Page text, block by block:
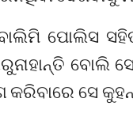
ପୋଲିସ
ବୋଲି
କରିବାରେ ସେ